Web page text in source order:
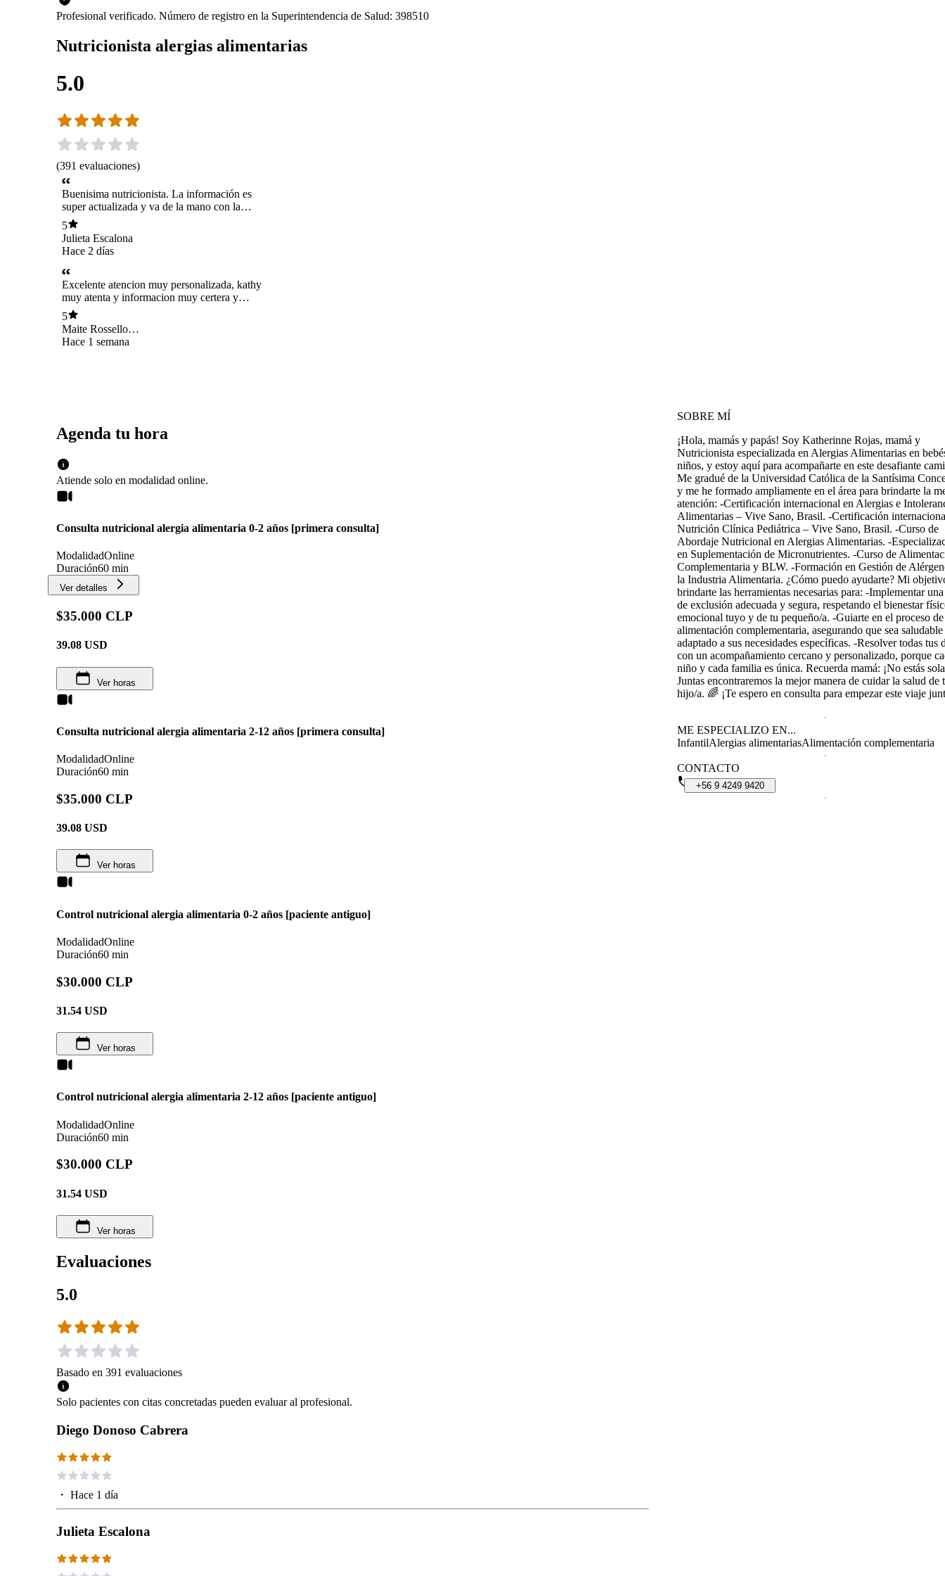
Profesional verificado. Número de registro en la Superintendencia de Salud: 398510
Nutricionista alergias alimentarias
5.0
(391 evaluaciones)
Buenisima nutricionista. La información es
super actualizada y va de la mano con la
información que nos entrega nuestro
inmunólogo y gastroenterólogo sobre las
alergias alimentarias. Mi bebé se logró
estabilizar gracias a las medidas que nos sugirió
Katherinne. Estoy feliz por la ayuda y pretendo
seguir con ella por siempre! Mi hija con alergia
a la proteína de la vaca, al huevo, soya…. Lo
agradece
5
Julieta Escalona
Hace 2 días
Excelente atencion muy personalizada, kathy
muy atenta y informacion muy certera y
completa. Sin duda nos quedamos con ella!
5
Maite Rossello
Ureta
Hace 1 semana
Agenda tu hora
Atiende solo en modalidad online.
Consulta nutricional alergia alimentaria 0-2 años [primera consulta]
ModalidadOnline
Duración60 min
Ver detalles
$35.000 CLP
39.08 USD
Ver horas
Consulta nutricional alergia alimentaria 2-12 años [primera consulta]
ModalidadOnline
Duración60 min
$35.000 CLP
39.08 USD
Ver horas
Control nutricional alergia alimentaria 0-2 años [paciente antiguo]
ModalidadOnline
Duración60 min
$30.000 CLP
31.54 USD
Ver horas
Control nutricional alergia alimentaria 2-12 años [paciente antiguo]
ModalidadOnline
Duración60 min
$30.000 CLP
31.54 USD
Ver horas
Evaluaciones
5.0
Basado en 391 evaluaciones
Solo pacientes con citas concretadas pueden evaluar al profesional.
Diego Donoso Cabrera
・ Hace 1 día
Julieta Escalona
SOBRE MÍ
¡Hola, mamás y papás! Soy Katherinne Rojas, mamá y
Nutricionista especializada en Alergias Alimentarias en
niños, y estoy aquí para acompañarte en este desafiante
Me gradué de la Universidad Católica de la Santísima
y me he formado ampliamente en el área para brindarte la
atención: -Certificación internacional en Alergias e
Alimentarias – Vive Sano, Brasil. -Certificación
Nutrición Clínica Pediátrica – Vive Sano, Brasil. -Curso de
Abordaje Nutricional en Alergias Alimentarias. -
en Suplementación de Micronutrientes. -Curso de
Complementaria y BLW. -Formación en Gestión de
la Industria Alimentaria. ¿Cómo puedo ayudarte? Mi
brindarte las herramientas necesarias para: -Implementar
de exclusión adecuada y segura, respetando el bienestar
emocional tuyo y de tu pequeño/a. -Guiarte en el proceso de
alimentación complementaria, asegurando que sea
adaptado a sus necesidades específicas. -Resolver todas tus
con un acompañamiento cercano y personalizado, porque
niño y cada familia es única. Recuerda mamá: ¡No estás
Juntas encontraremos la mejor manera de cuidar la salud de
hijo/a. 🌈 ¡Te espero en consulta para empezar este viaje
ME ESPECIALIZO EN...
InfantilAlergias alimentariasAlimentación complementaria
CONTACTO
+56 9 4249 9420